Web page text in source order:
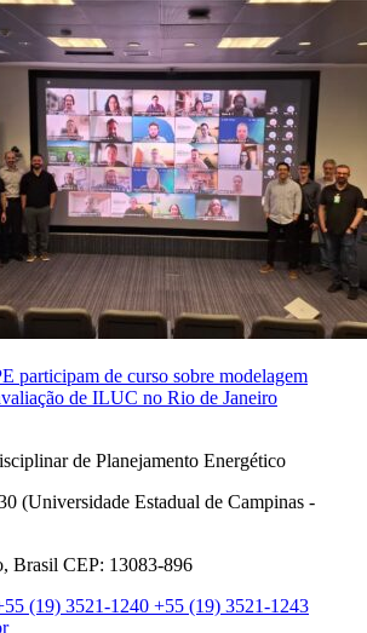
participam de curso sobre modelagem
de ILUC no Rio de Janeiro
de Planejamento Energético
(Universidade Estadual de Campinas -
Brasil CEP: 13083-896
(19) 3521-1240 +55 (19) 3521-1243